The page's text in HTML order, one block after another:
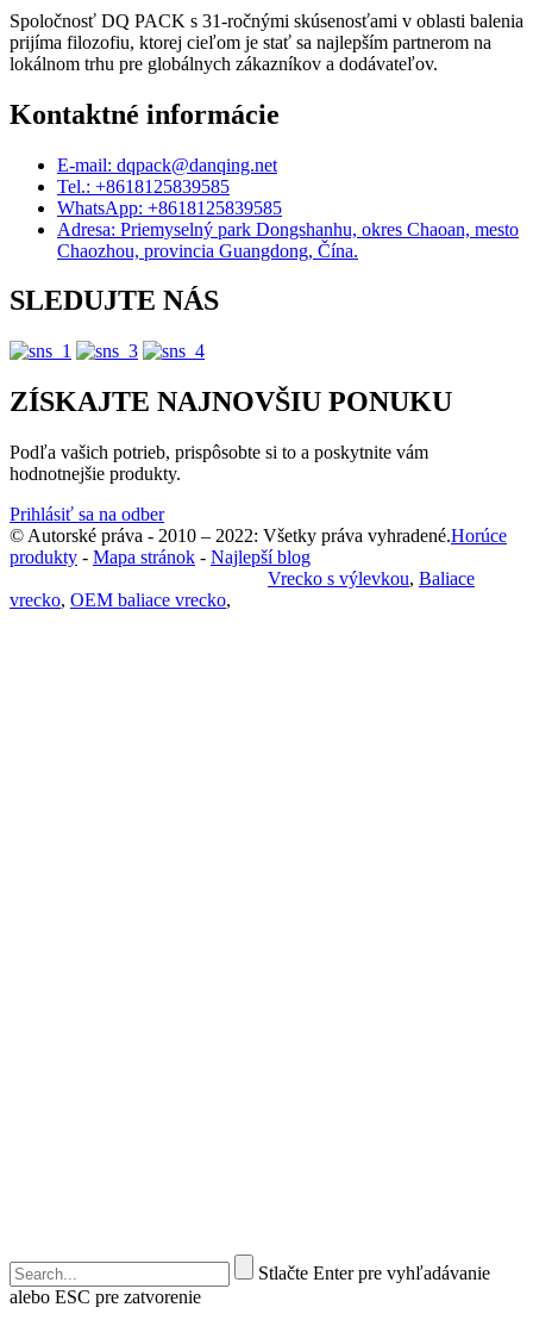
Spoločnosť DQ PACK s 31-ročnými skúsenosťami v oblasti balenia
prijíma filozofiu, ktorej cieľom je stať sa najlepším partnerom na
lokálnom trhu pre globálnych zákazníkov a dodávateľov.
Kontaktné informácie
E-mail: dqpack@danqing.net
Tel.: +8618125839585
WhatsApp: +8618125839585
Adresa: Priemyselný park Dongshanhu, okres Chaoan, mesto
Chaozhou, provincia Guangdong, Čína.
SLEDUJTE NÁS
ZÍSKAJTE NAJNOVŠIU PONUKU
Podľa vašich potrieb, prispôsobte si to a poskytnite vám
hodnotnejšie produkty.
Prihlásiť sa na odber
© Autorské práva - 2010 – 2022: Všetky práva vyhradené.Horúce
produkty - Mapa stránok - Najlepší blog
Vrecko s výlevkou, Baliace
vrecko, OEM baliace vrecko,
Stlačte Enter pre vyhľadávanie
alebo ESC pre zatvorenie